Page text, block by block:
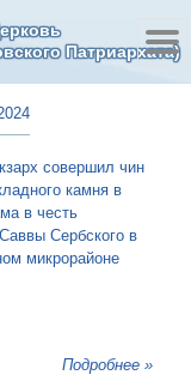
Патриархата)
совершил чин
камня в
в честь
Сербского в
микрорайоне
Подробнее »